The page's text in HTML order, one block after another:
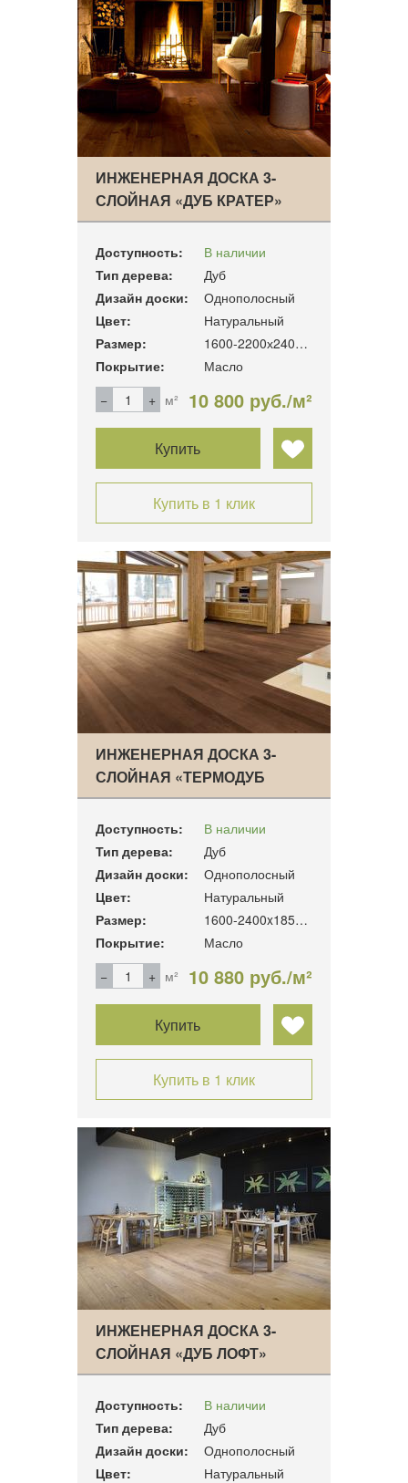
ИНЖЕНЕРНАЯ ДОСКА 3-
СЛОЙНАЯ «ДУБ КРАТЕР»
Доступность:
В наличии
Тип дерева:
Дуб
Дизайн доски:
Однополосный
Цвет:
Натуральный
Размер:
1600-2200х240х19мм
Покрытие:
Масло
м²
10 800 руб./м²
Купить
Купить в 1 клик
ИНЖЕНЕРНАЯ ДОСКА 3-
СЛОЙНАЯ «ТЕРМОДУБ
КЛАСС…
Доступность:
В наличии
Тип дерева:
Дуб
Дизайн доски:
Однополосный
Цвет:
Натуральный
Размер:
1600-2400x185x16 мм.
Покрытие:
Масло
м²
10 880 руб./м²
Купить
Купить в 1 клик
ИНЖЕНЕРНАЯ ДОСКА 3-
СЛОЙНАЯ «ДУБ ЛОФТ»
Доступность:
В наличии
Тип дерева:
Дуб
Дизайн доски:
Однополосный
Цвет:
Натуральный